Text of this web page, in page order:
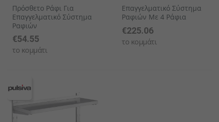
Πρόσθετο Ράφι Για
Επαγγελματικό Σύστημα
Ραφιών
€54.55
το κομμάτι
Επαγγελματικό Σύστημα
Ραφιών Με 4 Ράφια
€225.06
το κομμάτι